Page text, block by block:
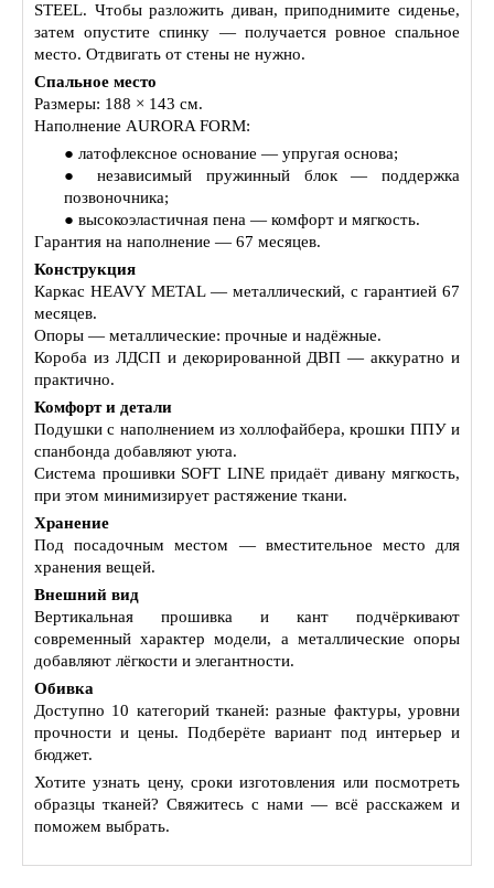
STEEL. Чтобы разложить диван, приподнимите сиденье,
затем опустите спинку — получается ровное спальное
место. Отдвигать от стены не нужно.
Спальное место
Размеры: 188 × 143 см.
Наполнение AURORA FORM:
● латофлексное основание — упругая основа;
● независимый пружинный блок — поддержка
позвоночника;
● высокоэластичная пена — комфорт и мягкость.
Гарантия на наполнение — 67 месяцев.
Конструкция
Каркас HEAVY METAL — металлический, с гарантией 67
месяцев.
Опоры — металлические: прочные и надёжные.
Короба из ЛДСП и декорированной ДВП — аккуратно и
практично.
Комфорт и детали
Подушки с наполнением из холлофайбера, крошки ППУ и
спанбонда добавляют уюта.
Система прошивки SOFT LINE придаёт дивану мягкость,
при этом минимизирует растяжение ткани.
Хранение
Под посадочным местом — вместительное место для
хранения вещей.
Внешний вид
Вертикальная прошивка и кант подчёркивают
современный характер модели, а металлические опоры
добавляют лёгкости и элегантности.
Обивка
Доступно 10 категорий тканей: разные фактуры, уровни
прочности и цены. Подберёте вариант под интерьер и
бюджет.
Хотите узнать цену, сроки изготовления или посмотреть
образцы тканей? Свяжитесь с нами — всё расскажем и
поможем выбрать.